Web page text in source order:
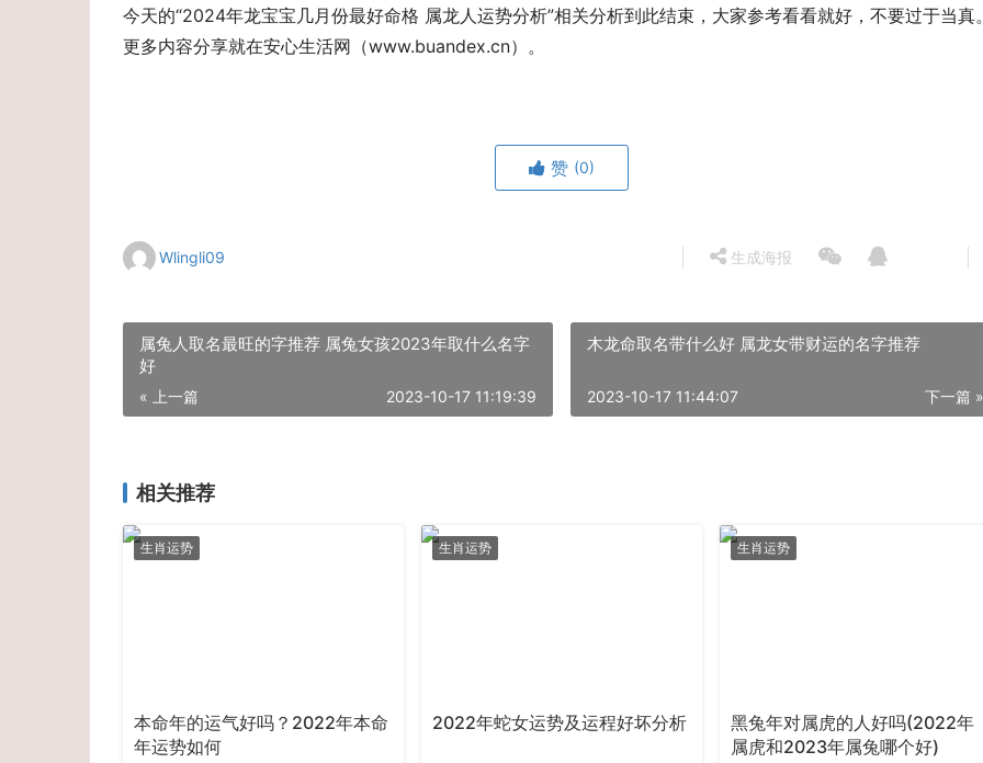
今天的“2024年龙宝宝几月份最好命格 属龙人运势分析”相关分析到此结束，大家参考看看就好，不要过于当真
更多内容分享就在安心生活网（www.buandex.cn）。
赞 (0)
Wlingli09 生成海报
属兔人取名最旺的字推荐 属兔女孩2023年取什么名字
好
« 上一篇 2023-10-17 11:19:39
木龙命取名带什么好 属龙女带财运的名字推荐
下一篇 »
2023-10-17 11:44:07
相关推荐
生肖运势
本命年的运气好吗？2022年本命
年运势如何
生肖运势
2022年蛇女运势及运程好坏分析
生肖运势
黑兔年对属虎的人好吗(2022年
属虎和2023年属兔哪个好)